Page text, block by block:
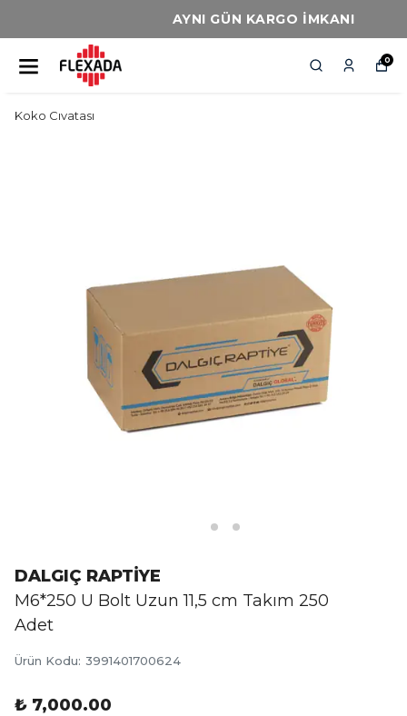
AYNI GÜN KARGO İMKANI
0
Koko Cıvatası
DALGIÇ RAPTİYE
M6*250 U Bolt Uzun 11,5 cm Takım 250
Adet
Ürün Kodu: 3991401700624
₺ 7,000.00